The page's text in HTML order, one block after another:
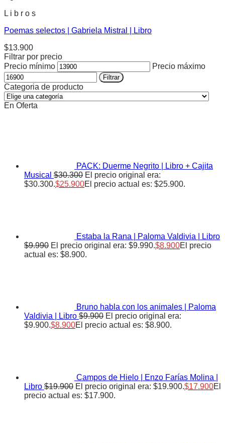
L i b r o s
Poemas selectos | Gabriela Mistral | Libro
$13.900
Filtrar por precio
Precio mínimo
Precio máximo
Filtrar
Categoria de producto
En Oferta
PACK: Duerme Negrito | Libro + Cajita
Musical $30.300 El precio original era:
$30.300.$25.900El precio actual es: $25.900.
Estaba la Rana | Paloma Valdivia | Libro
$9.990 El precio original era: $9.990.$8.900El precio
actual es: $8.900.
Bruno habla con los animales | Paloma
Valdivia | Libro $9.900 El precio original era:
$9.900.$8.900El precio actual es: $8.900.
Campos de Hielo | Enzo Farías Molina |
Libro $19.900 El precio original era: $19.900.$17.900El
precio actual es: $17.900.